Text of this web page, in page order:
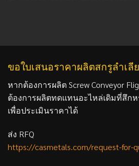
ขอใบเสนอราคาผลิตสกรูลำเลี
หากต้องการผลิต Screw Conveyor
ต้องการผลิตทดแทนอะไหล่เดิมที่สึก
เพื่อประเมินราคาได้
ส่ง RFQ
https://casmetals.com/request-for-